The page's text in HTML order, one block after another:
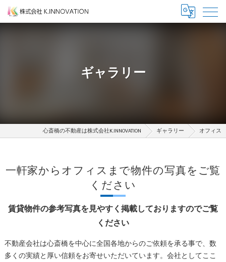
ギャラリー
心斎橋の不動産は株式会社K.INNOVATION ギャラリー オフィス
一軒家からオフィスまで物件の写真をご覧
ください
賃貸物件の参考写真を見やすく掲載しておりますのでご覧
ください
不動産会社は心斎橋を中心に全国各地からのご依頼を承る事で、数
多くの実績と厚い信頼をお寄せいただいています。会社としてここ